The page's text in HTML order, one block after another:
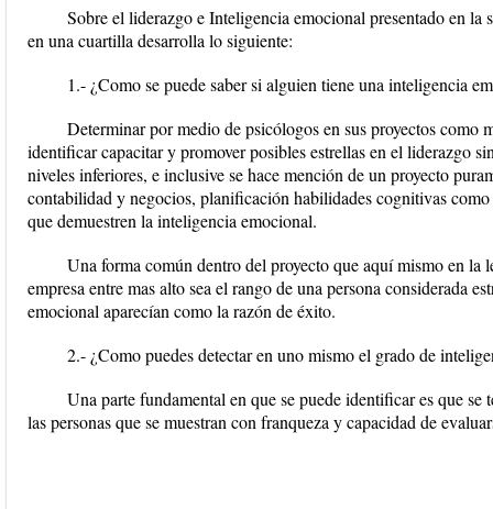
Sobre el liderazgo e Inteligencia emocional presentado en la
en una cuartilla desarrolla lo siguiente:
1.- ¿Como se puede saber si alguien tiene una inteligencia
Determinar por medio de psicólogos en sus proyectos como
identificar capacitar y promover posibles estrellas en el liderazgo
niveles inferiores, e inclusive se hace mención de un proyecto
contabilidad y negocios, planificación habilidades cognitivas
que demuestren la inteligencia emocional.
Una forma común dentro del proyecto que aquí mismo en la
empresa entre mas alto sea el rango de una persona considerada
emocional aparecían como la razón de éxito.
2.- ¿Como puedes detectar en uno mismo el grado de
Una parte fundamental en que se puede identificar es que se
las personas que se muestran con franqueza y capacidad de